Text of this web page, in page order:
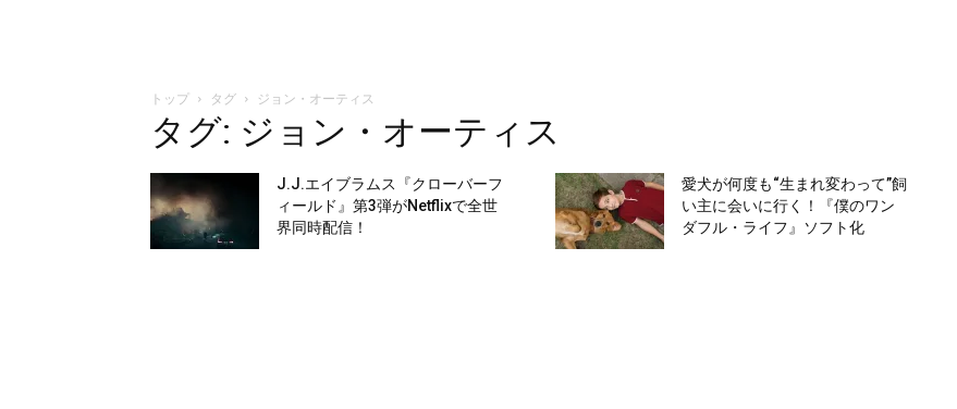
トップ タグ ジョン・オーティス
タグ: ジョン・オーティス
J.J.エイブラムス『クローバーフ
ィールド』第3弾がNetflixで全世
界同時配信！
愛犬が何度も“生まれ変わって”飼
い主に会いに行く！『僕のワン
ダフル・ライフ』ソフト化